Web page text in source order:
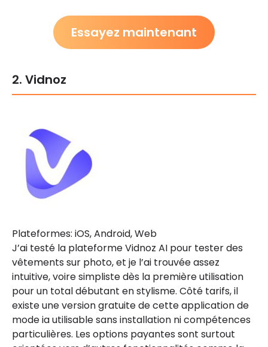
Essayez maintenant
2. Vidnoz
Plateformes: iOS, Android, Web
J’ai testé la plateforme Vidnoz AI pour tester des
vêtements sur photo, et je l’ai trouvée assez
intuitive, voire simpliste dès la première utilisation
pour un total débutant en stylisme. Côté tarifs, il
existe une version gratuite de cette application de
mode ia utilisable sans installation ni compétences
particulières. Les options payantes sont surtout